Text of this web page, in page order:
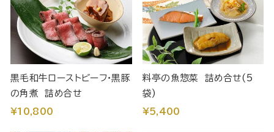
黒毛和牛ローストビーフ・黒豚
の角煮 詰め合せ
¥10,800
料亭の魚惣菜 詰め合せ(5
袋)
¥5,400